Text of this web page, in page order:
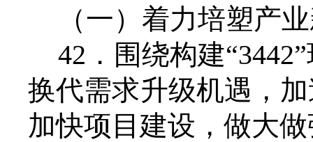
（一）着力培塑产
42．围绕构建
换代需求升级机遇，
加快项目建设，做大